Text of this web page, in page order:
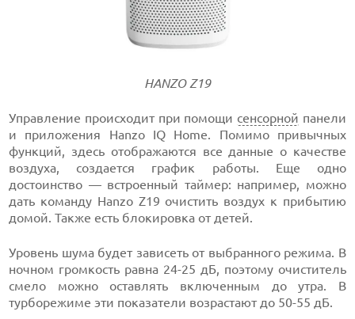
HANZO Z19
Управление происходит при помощи сенсорной панели
и приложения Hanzo IQ Home. Помимо привычных
функций, здесь отображаются все данные о качестве
воздуха, создается график работы. Еще одно
достоинство — встроенный таймер: например, можно
дать команду Hanzo Z19 очистить воздух к прибытию
домой. Также есть блокировка от детей.
Уровень шума будет зависеть от выбранного режима. В
ночном громкость равна 24-25 дБ, поэтому очиститель
смело можно оставлять включенным до утра. В
турборежиме эти показатели возрастают до 50-55 дБ.